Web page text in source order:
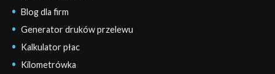
Blog dla firm
Generator druków przelewu
Kalkulator płac
Kilometrówka